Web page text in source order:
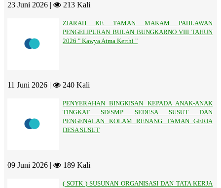
23 Juni 2026 | 213 Kali
ZIARAH KE TAMAN MAKAM PAHLAWAN
PENGELIPURAN BULAN BUNGKARNO VIII TAHUN
2026 " Kawya Atma Kerthi "
11 Juni 2026 | 240 Kali
PENYERAHAN BINGKISAN KEPADA ANAK-ANAK
TINGKAT SD/SMP SEDESA SUSUT DAN
PENGENALAN KOLAM RENANG TAMAN GERIA
DESA SUSUT
09 Juni 2026 | 189 Kali
( SOTK ) SUSUNAN ORGANISASI DAN TATA KERJA